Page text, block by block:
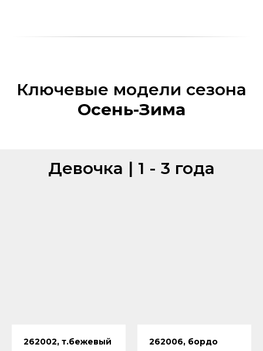
Ключевые модели сезона
Осень-Зима
Девочка | 1 - 3 года
262002, т.бежевый 262006, бордо